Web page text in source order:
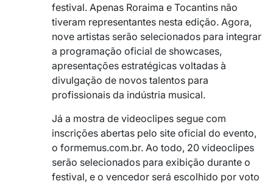
festival. Apenas Roraima e Tocantins não
tiveram representantes nesta edição. Agora,
nove artistas serão selecionados para integrar
a programação oficial de showcases,
apresentações estratégicas voltadas à
divulgação de novos talentos para
profissionais da indústria musical.
Já a mostra de videoclipes segue com
inscrições abertas pelo site oficial do evento,
o formemus.com.br. Ao todo, 20 videoclipes
serão selecionados para exibição durante o
festival, e o vencedor será escolhido por voto